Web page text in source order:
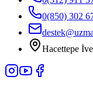
0(850) 302
Hacettepe